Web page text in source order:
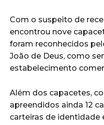
Com o suspeito de
encontrou nove
foram reconhecidos
João de Deus, como
estabelecimento
Além dos capacetes,
apreendidos ainda 12
carteiras de identidade